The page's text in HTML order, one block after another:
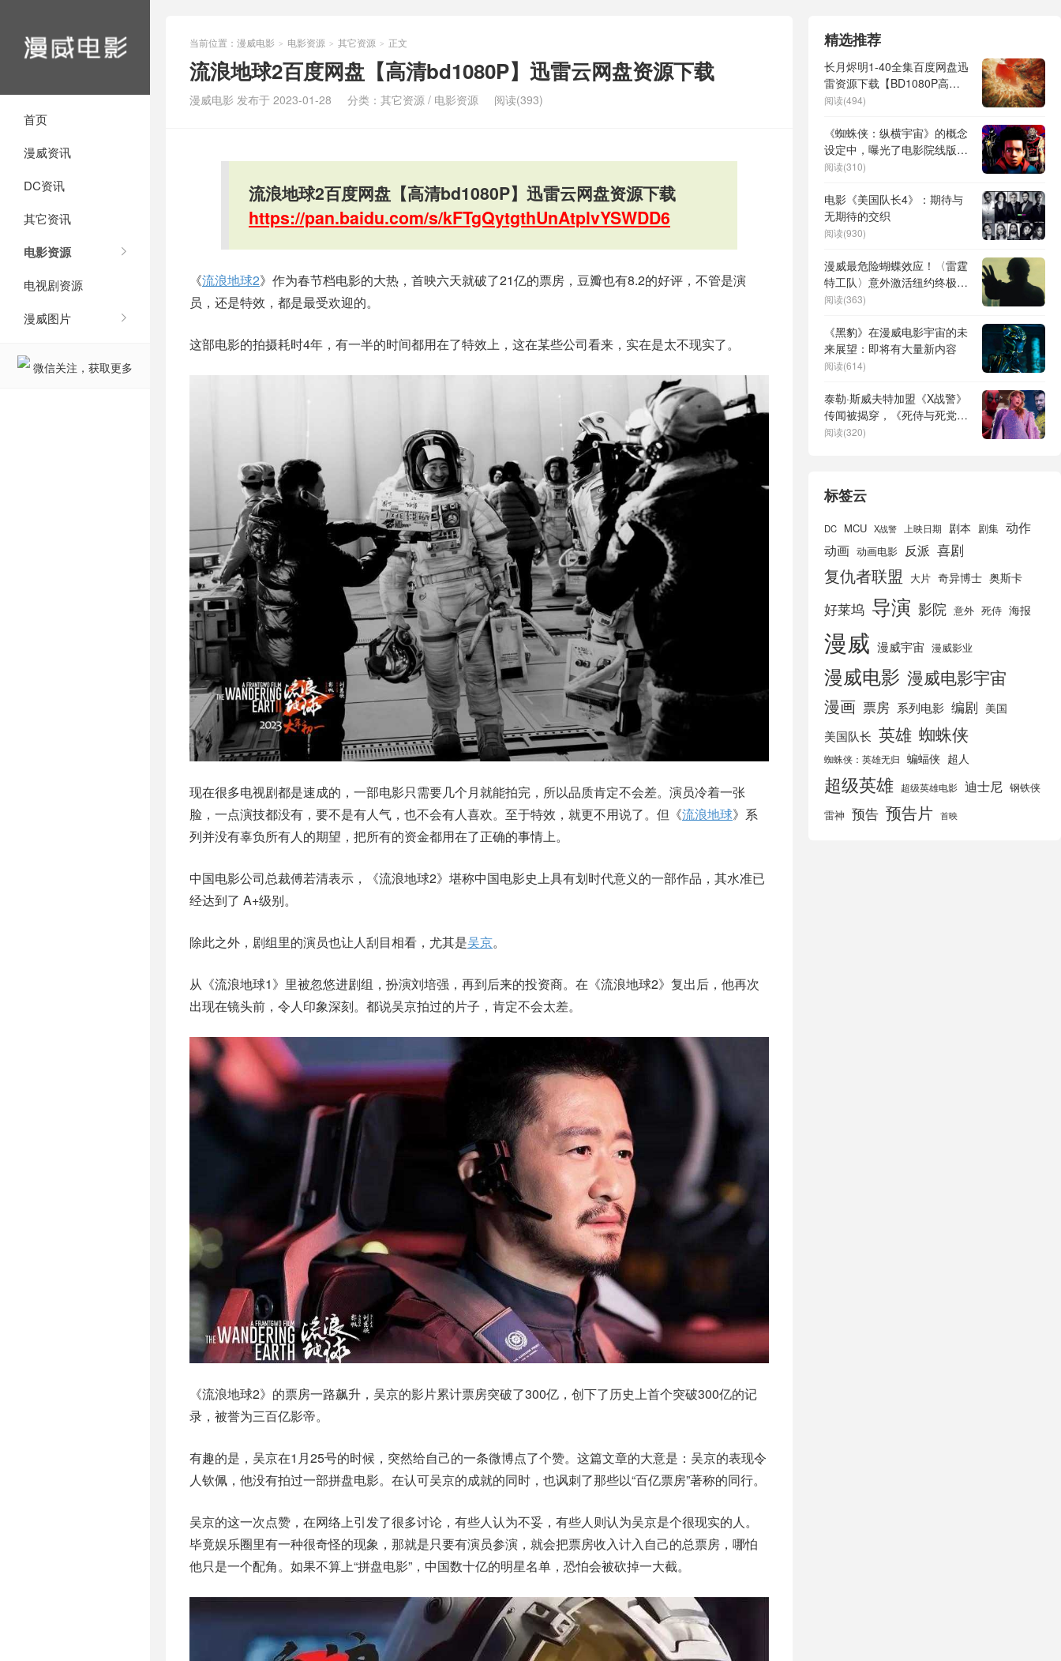
首页
漫威资讯
DC资讯
其它资讯
电影资源
电视剧资源
漫威图片
微信关注，获取更多
当前位置： 漫威电影 > 电影资源 > 其它资源 > 正文
流浪地球2百度网盘【高清bd1080P】迅雷云网盘资源下载
漫威电影 发布于 2023-01-28 分类： 其它资源 / 电影资源 阅读(393)
流浪地球2百度网盘【高清bd1080P】迅雷云网盘资源下载
https://pan.baidu.com/s/kFTgQytgthUnAtplvYSWDD6
《流浪地球2》作为春节档电影的大热，首映六天就破了21亿的票房，豆瓣也有8.2的好评，不管是演
员，还是特效，都是最受欢迎的。
这部电影的拍摄耗时4年，有一半的时间都用在了特效上，这在某些公司看来，实在是太不现实了。
现在很多电视剧都是速成的，一部电影只需要几个月就能拍完，所以品质肯定不会差。演员冷着一张
脸，一点演技都没有，要不是有人气，也不会有人喜欢。至于特效，就更不用说了。但《流浪地球》系
列并没有辜负所有人的期望，把所有的资金都用在了正确的事情上。
中国电影公司总裁傅若清表示，《流浪地球2》堪称中国电影史上具有划时代意义的一部作品，其水准已
经达到了 A+级别。
除此之外，剧组里的演员也让人刮目相看，尤其是吴京。
从《流浪地球1》里被忽悠进剧组，扮演刘培强，再到后来的投资商。在《流浪地球2》复出后，他再次
出现在镜头前，令人印象深刻。都说吴京拍过的片子，肯定不会太差。
《流浪地球2》的票房一路飙升，吴京的影片累计票房突破了300亿，创下了历史上首个突破300亿的记
录，被誉为三百亿影帝。
有趣的是，吴京在1月25号的时候，突然给自己的一条微博点了个赞。这篇文章的大意是：吴京的表现令
人钦佩，他没有拍过一部拼盘电影。在认可吴京的成就的同时，也讽刺了那些以“百亿票房”著称的同行。
吴京的这一次点赞，在网络上引发了很多讨论，有些人认为不妥，有些人则认为吴京是个很现实的人。
毕竟娱乐圈里有一种很奇怪的现象，那就是只要有演员参演，就会把票房收入计入自己的总票房，哪怕
他只是一个配角。如果不算上“拼盘电影”，中国数十亿的明星名单，恐怕会被砍掉一大截。
精选推荐
长月烬明1-40全集百度网盘迅
雷资源下载【BD1080P高清
大结局】完整版
阅读(494)
《蜘蛛侠：纵横宇宙》的概念
设定中，曝光了电影院线版中
被删减的16名反派角色
阅读(310)
电影《美国队长4》：期待与
无期待的交织
阅读(930)
漫威最危险蝴蝶效应！〈雷霆
特工队〉意外激活纽约终极危
机
阅读(363)
《黑豹》在漫威电影宇宙的未
来展望：即将有大量新内容
阅读(614)
泰勒·斯威夫特加盟《X战警》
传闻被揭穿，《死侍与死党》
报道终结多年猜测
阅读(320)
标签云
DC MCU X战警 上映日期 剧本 剧集 动作
动画 动画电影 反派 喜剧
复仇者联盟 大片 奇异博士 奥斯卡
好莱坞 导演 影院 意外 死侍 海报
漫威 漫威宇宙 漫威影业
漫威电影 漫威电影宇宙
漫画 票房 系列电影 编剧 美国
美国队长 英雄 蜘蛛侠
蜘蛛侠：英雄无归 蝙蝠侠 超人
超级英雄 超级英雄电影 迪士尼 钢铁侠
雷神 预告 预告片 首映